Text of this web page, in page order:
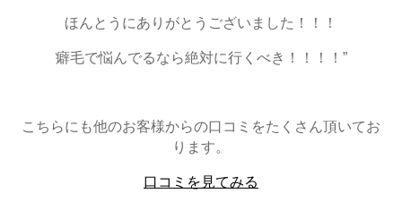
ほんとうにありがとうございました！！！
癖毛で悩んでるなら絶対に行くべき！！！！”
こちらにも他のお客様からの口コミをたくさん頂いてお
ります。
口コミを見てみる